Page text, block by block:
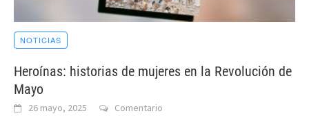
NOTICIAS
Heroínas: historias de mujeres en la Revolución de
Mayo
26 mayo, 2025 Comentario